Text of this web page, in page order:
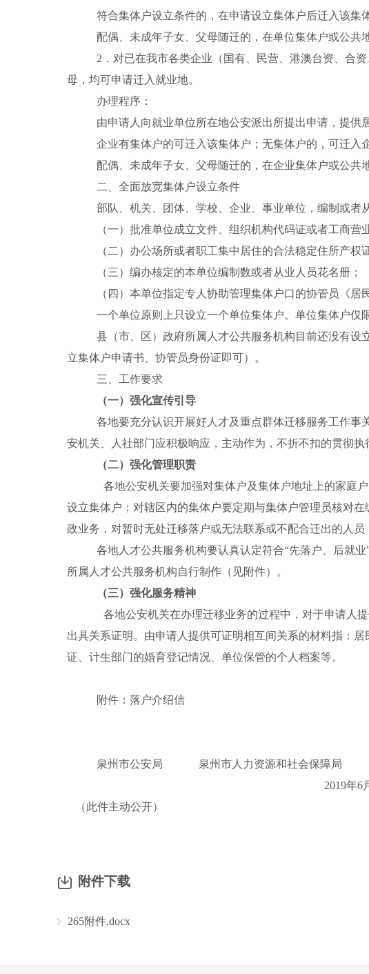
符合集体户设立条件的，在申请设立集体户后迁入该集
配偶、未成年子女、父母随迁的，在单位集体户或公共
2 ．对已在我市各类企业（国有、民营、港澳台资、合
母，均可申请迁入就业地。
办理程序：
由申请人向就业单位所在地公安派出所提出申请，提供
企业有集体户的可迁入该集体户；无集体户的，可迁入
配偶、未成年子女、父母随迁的，在企业集体户或公共
二、全面放宽集体户设立条件
部队、机关、团体、学校、企业、事业单位，编制或者
（一）批准单位成立文件、组织机构代码证或者工商营
（二）办公场所或者职工集中居住的合法稳定住所产权
（三）编办核定的本单位编制数或者从业人员花名册；
（四）本单位指定专人协助管理集体户口的协管员《居
一个单位原则上只设立一个单位集体户。单位集体户仅
县（市、区）政府所属人才公共服务机构目前还没有
立集体户申请书、协管员身份证即可）。
三、工作要求
（一）强化宣传引导
各地要充分认识开展好人才及重点群体迁移服务工作事
安机关、人社部门应积极响应，主动作为，不折不扣的贯彻
（二）强化管理职责
各地公安机关要加强对集体户及集体户地址上的家庭
设立集体户；对辖区内的集体户要定期与集体户管理员核对
政业务，对暂时无处迁移落户或无法联系或不配合迁出的人
各地人才公共服务机构要认真认定符合“先落户、后就
所属人才公共服务机构自行制作（见附件）。
（三）强化服务精神
各地公安机关在办理迁移业务的过程中，对于申请人
出具关系证明。由申请人提供可证明相互间关系的材料指：
证、计生部门的婚育登记情况、单位保管的个人档案等。
附件：落户介绍信
泉州市公安局
泉州市人力资源和社会保障局
2019年6
（此件主动公开）
附件下载
265附件.docx